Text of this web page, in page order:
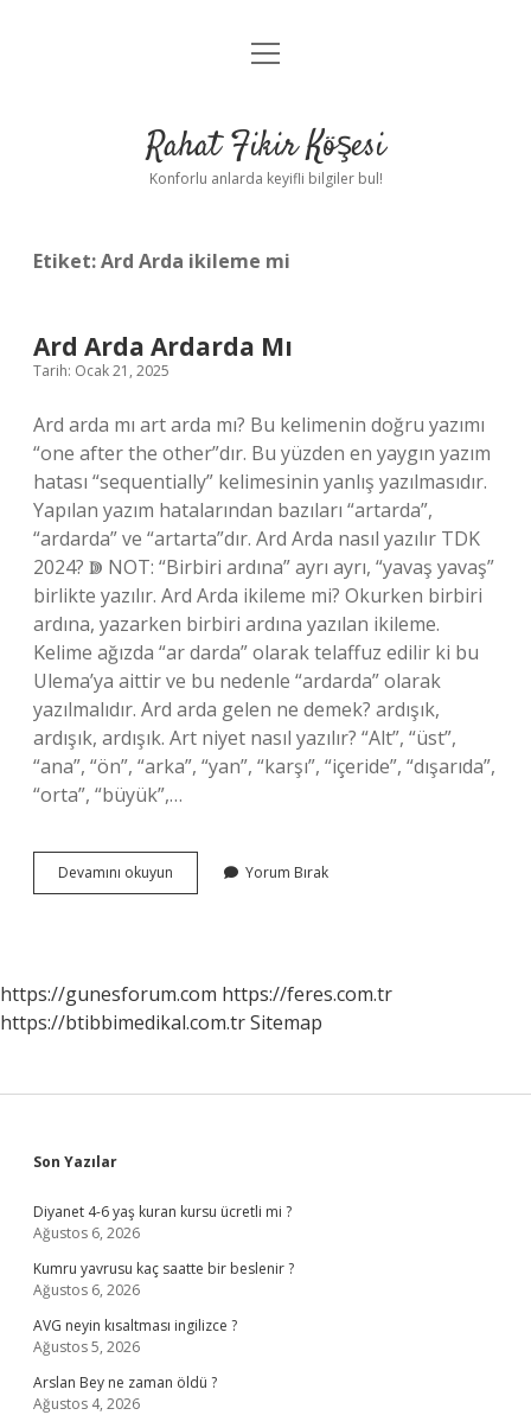
Anasayfa
Yasal Uyarı
menüyü
Rahat Fikir Köşesi
Konforlu anlarda keyifli bilgiler bul!
Etiket:Ard Arda ikileme mi
Ard Arda Ardarda Mı
Tarih: Ocak 21, 2025
Ard arda mı art arda mı? Bu kelimenin doğru yazımı
“one after the other”dır. Bu yüzden en yaygın yazım
hatası “sequentially” kelimesinin yanlış yazılmasıdır.
Yapılan yazım hatalarından bazıları “artarda”,
“ardarda” ve “artarta”dır. Ard Arda nasıl yazılır TDK
2024? ↇ NOT: “Birbiri ardına” ayrı ayrı, “yavaş yavaş”
birlikte yazılır. Ard Arda ikileme mi? Okurken birbiri
ardına, yazarken birbiri ardına yazılan ikileme.
Kelime ağızda “ar darda” olarak telaffuz edilir ki bu
Ulema’ya aittir ve bu nedenle “ardarda” olarak
yazılmalıdır. Ard arda gelen ne demek? ardışık,
ardışık, ardışık. Art niyet nasıl yazılır? “Alt”, “üst”,
“ana”, “ön”, “arka”, “yan”, “karşı”, “içeride”, “dışarıda”,
“orta”, “büyük”,…
Devamını okuyun
Arda
Yorum Bırak
https://gunesforum.com https://feres.com.tr
https://btibbimedikal.com.trSitemap
Sidebar
Son Yazılar
Diyanet 4-6 yaş kuran kursu ücretli mi ?
Ağustos 6, 2026
Kumru yavrusu kaç saatte bir beslenir ?
Ağustos 6, 2026
AVG neyin kısaltması ingilizce ?
Ağustos 5, 2026
Arslan Bey ne zaman öldü ?
Ağustos 4, 2026